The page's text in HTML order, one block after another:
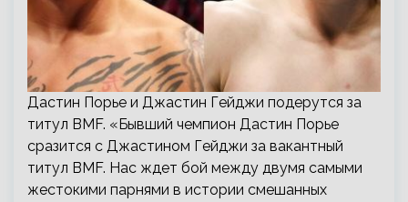
Дастин Порье и Джастин Гейджи подерутся за
титул BMF. «Бывший чемпион Дастин Порье
сразится с Джастином Гейджи за вакантный
титул BMF. Нас ждет бой между двумя самыми
жестокими парнями в истории смешанных